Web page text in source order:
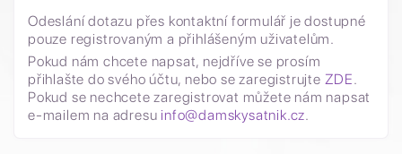
Odeslání dotazu přes kontaktní formulář je dostupné
pouze registrovaným a přihlášeným uživatelům.
Pokud nám chcete napsat, nejdříve se prosím
přihlašte do svého účtu, nebo se zaregistrujte ZDE.
Pokud se nechcete zaregistrovat můžete nám napsat
e-mailem na adresu info@damskysatnik.cz.